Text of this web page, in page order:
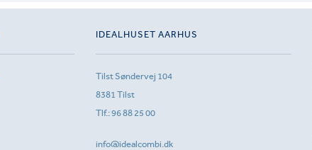
IDEALHUSET AARHUS
Tilst Søndervej 104
8381 Tilst
Tlf.:96 88 25 00
info@idealcombi.dk